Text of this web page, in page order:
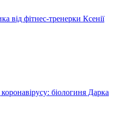
від фітнес-тренерки Ксенії
біологиня Дарка